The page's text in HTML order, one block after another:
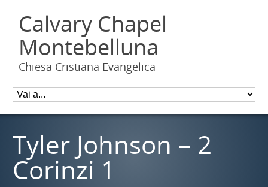
Calvary Chapel
Montebelluna
Chiesa Cristiana Evangelica
Tyler Johnson – 2
Corinzi 1